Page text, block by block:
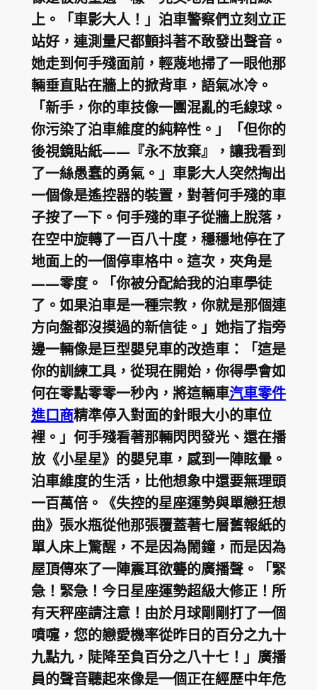
上。「車影大人！」泊車警察們立刻立正
站好，連測量尺都顫抖著不敢發出聲音。
她走到何手殘面前，輕蔑地掃了一眼他那
輛垂直貼在牆上的掀背車，語氣冰冷。
「新手，你的車技像一團混亂的毛線球。
你污染了泊車維度的純粹性。」「但你的
後視鏡貼紙——『永不放棄』，讓我看到
了一絲愚蠢的勇氣。」車影大人突然掏出
一個像是遙控器的裝置，對著何手殘的車
子按了一下。何手殘的車子從牆上脫落，
在空中旋轉了一百八十度，穩穩地停在了
地面上的一個停車格中。這次，夾角是
——零度。「你被分配給我的泊車學徒
了。如果泊車是一種宗教，你就是那個連
方向盤都沒摸過的新信徒。」她指了指旁
邊一輛像是巨型嬰兒車的改造車：「這是
你的訓練工具，從現在開始，你得學會如
何在零點零零一秒內，將這輛車汽車零件
進口商精準停入對面的針眼大小的車位
裡。」何手殘看著那輛閃閃發光、還在播
放《小星星》的嬰兒車，感到一陣眩暈。
泊車維度的生活，比他想象中還要無理頭
一百萬倍。《失控的星座運勢與單戀狂想
曲》張水瓶從他那張覆蓋著七層舊報紙的
單人床上驚醒，不是因為鬧鐘，而是因為
屋頂傳來了一陣震耳欲聾的廣播聲。「緊
急！緊急！今日星座運勢超級大修正！所
有天秤座請注意！由於月球剛剛打了一個
噴嚏，您的戀愛機率從昨日的百分之九十
九點九，陡降至負百分之八十七！」廣播
員的聲音聽起來像是一個正在經歷中年危